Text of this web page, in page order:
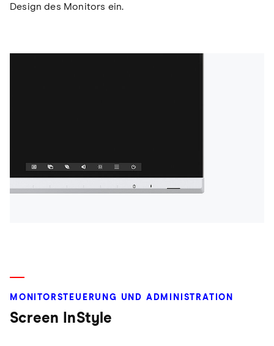
Design des Monitors ein.
MONITORSTEUERUNG UND ADMINISTRATION
Screen InStyle